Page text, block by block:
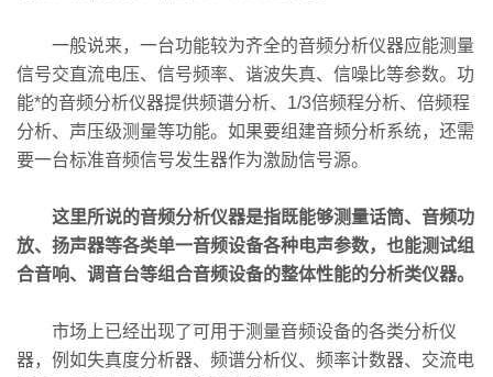
一般说来，一台功能较为齐全的音频分析仪器应能测量
信号交直流电压、信号频率、谐波失真、信噪比等参数。功
能*的音频分析仪器提供频谱分析、1/3倍频程分析、倍频程
分析、声压级测量等功能。如果要组建音频分析系统，还需
要一台标准音频信号发生器作为激励信号源。
这里所说的音频分析仪器是指既能够测量话筒、音频功
放、扬声器等各类单一音频设备各种电声参数，也能测试组
合音响、调音台等组合音频设备的整体性能的分析类仪器。
市场上已经出现了可用于测量音频设备的各类分析仪
器，例如失真度分析器、频谱分析仪、频率计数器、交流电